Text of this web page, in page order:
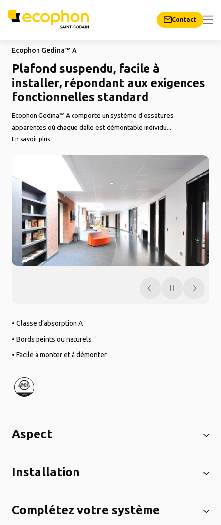
Contact
Ecophon Gedina™ A
Plafond suspendu, facile à
installer, répondant aux exigences
fonctionnelles standard
Ecophon Gedina™ A comporte un système d’ossatures
apparentes où chaque dalle est démontable individu...
En savoir plus
• Classe d’absorption A
• Bords peints ou naturels
• Facile à monter et à démonter
Aspect
Installation
Complétez votre système